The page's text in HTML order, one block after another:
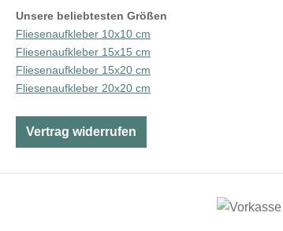
Unsere beliebtesten Größen
Fliesenaufkleber 10x10 cm
Fliesenaufkleber 15x15 cm
Fliesenaufkleber 15x20 cm
Fliesenaufkleber 20x20 cm
Vertrag widerrufen